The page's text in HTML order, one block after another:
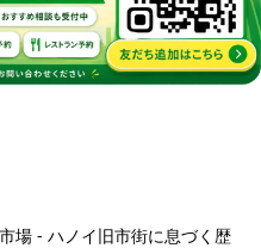
場 - ハノイ旧市街に息づく歴